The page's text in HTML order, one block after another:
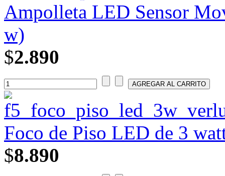
Ampolleta LED Sensor
w)
$2.890
Foco de Piso LED de 3
$8.890